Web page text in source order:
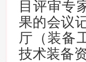
目评审专
果的会议
厅（装备
技术装备